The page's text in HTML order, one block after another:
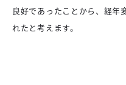
良好であったことから、経年
れたと考えます。